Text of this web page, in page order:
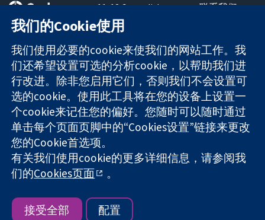
可信任的证据
知情决定
更完善的医疗健
康
11-13 Cavendish
Square
London
W1G 0AN
United Kingdom
联系我们
关于我们
工作机会
Cochrane
Library
The Cochrane Collaboration is a charity (no. 1045921) and a
company limited by guarantee (no. 03044323) registered in
England & Wales. VAT registration number GB 718 2127 49.
版权所有：© 2026 Cochrane协作网
网站条款与条件| 免责声明|隐私权
我们的Cookie使用
我们使用必要的cookie来使我们的网站工作。我
们还希望设置可选的分析cookie，以帮助我们进
行改进。除非您启用它们，否则我们不会设置可
选的cookie。使用此工具将在您的设备上设置一
个cookie来记住您的偏好。您随时可以随时通过
单击每个页面页脚中的“Cookies设置”链接来更改
您的Cookie首选项。
有关我们使用cookie的更多详细信息，请参阅我
们的Cookies页面 。
接受全部 配置